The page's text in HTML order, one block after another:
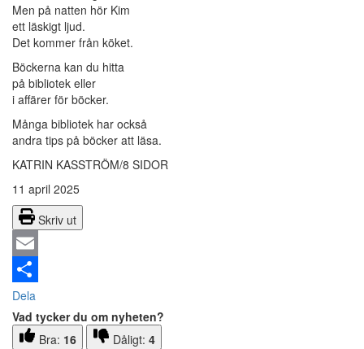
Men på natten hör Kim
ett läskigt ljud.
Det kommer från köket.
Böckerna kan du hitta
på bibliotek eller
i affärer för böcker.
Många bibliotek har också
andra tips på böcker att läsa.
KATRIN KASSTRÖM/8 SIDOR
11 april 2025
Skriv ut
Email
Dela
Vad tycker du om nyheten?
Bra: 16 Dåligt: 4